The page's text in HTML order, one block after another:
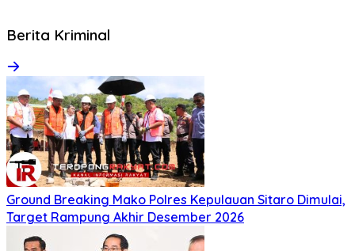
Berita Kriminal
Ground Breaking Mako Polres Kepulauan Sitaro Dimulai,
Target Rampung Akhir Desember 2026